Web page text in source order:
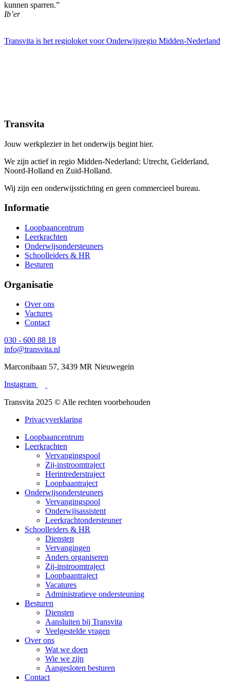
kunnen sparren.”
Ib’er
Transvita is het regioloket voor Onderwijsregio Midden-Nederland
Transvita
Jouw werkplezier in het onderwijs begint hier.
We zijn actief in regio Midden-Nederland: Utrecht, Gelderland,
Noord-Holland en Zuid-Holland.
Wij zijn een onderwijsstichting en geen commercieel bureau.
Informatie
Loopbaancentrum
Leerkrachten
Onderwijsondersteuners
Schoolleiders & HR
Besturen
Organisatie
Over ons
Vactures
Contact
030 - 600 88 18
info@transvita.nl
Marconibaan 57, 3439 MR Nieuwegein
Instagram
Transvita 2025 © Alle rechten voorbehouden
Privacyverklaring
Loopbaancentrum
Leerkrachten
Vervangingspool
Zij-instroomtraject
Herintrederstraject
Loopbaantraject
Onderwijsondersteuners
Vervangingspool
Onderwijsassistent
Leerkrachtondersteuner
Schoolleiders & HR
Diensten
Vervangingen
Anders organiseren
Zij-instroomtraject
Loopbaantraject
Vacatures
Administratieve ondersteuning
Besturen
Diensten
Aansluiten bij Transvita
Veelgestelde vragen
Over ons
Wat we doen
Wie we zijn
Aangesloten besturen
Contact